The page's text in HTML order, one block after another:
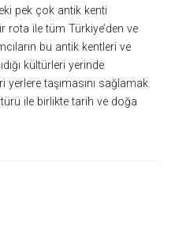
pek çok antik kenti
rota ile tüm Türkiye’den ve
bu antik kentleri ve
kültürleri yerinde
yerlere taşımasını sağlamak.
ile birlikte tarih ve doğa